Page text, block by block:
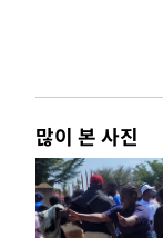
많이 본 사진